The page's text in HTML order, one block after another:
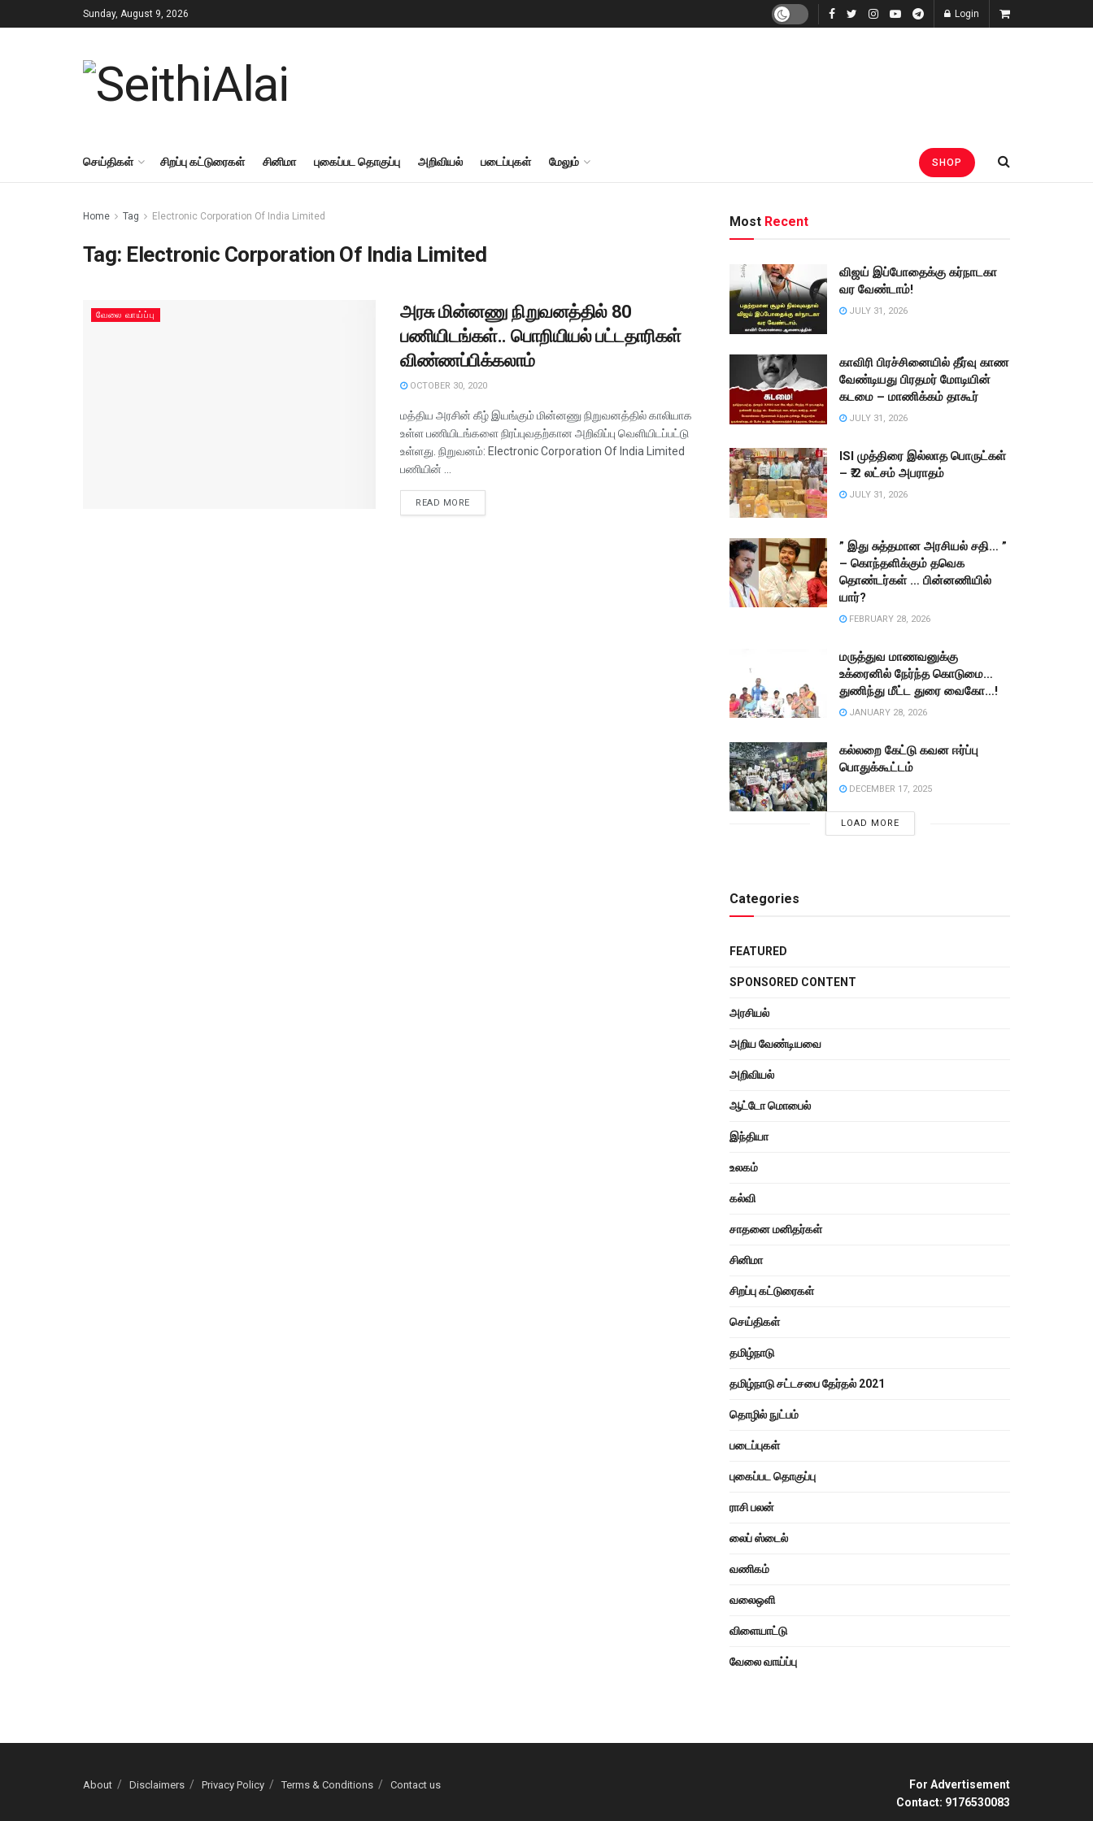
Sunday, August 9, 2026 Login
செய்திகள் சிறப்பு கட்டுரைகள் சினிமா புகைப்பட தொகுப்பு அறிவியல் படைப்புகள் மேலும் SHOP
Home Tag Electronic Corporation Of India Limited
Tag: Electronic Corporation Of India Limited
வேலை வாய்ப்பு
அரசு மின்னணு நிறுவனத்தில் 80
பணியிடங்கள்.. பொறியியல் பட்டதாரிகள்
விண்ணப்பிக்கலாம்
OCTOBER 30, 2020
மத்திய அரசின் கீழ் இயங்கும் மின்னணு நிறுவனத்தில் காலியாக
உள்ள பணியிடங்களை நிரப்புவதற்கான அறிவிப்பு வெளியிடப்பட்டு
உள்ளது. நிறுவனம்: Electronic Corporation Of India Limited
பணியின் ...
READ MORE
Most Recent
விஜய் இப்போதைக்கு கர்நாடகா
வர வேண்டாம்!
JULY 31, 2026
காவிரி பிரச்சினையில் தீர்வு காண
வேண்டியது பிரதமர் மோடியின்
கடமை – மாணிக்கம் தாகூர்
JULY 31, 2026
ISI முத்திரை இல்லாத பொருட்கள்
– ₹.2 லட்சம் அபராதம்
JULY 31, 2026
” இது சுத்தமான அரசியல் சதி… ”
– கொந்தளிக்கும் தவெக
தொண்டர்கள் … பின்னணியில்
யார்?
FEBRUARY 28, 2026
மருத்துவ மாணவனுக்கு
உக்ரைனில் நேர்ந்த கொடுமை…
துணிந்து மீட்ட துரை வைகோ…!
JANUARY 28, 2026
கல்லறை கேட்டு கவன ஈர்ப்பு
பொதுக்கூட்டம்
DECEMBER 17, 2025
LOAD MORE
Categories
FEATURED
SPONSORED CONTENT
அரசியல்
அறிய வேண்டியவை
அறிவியல்
ஆட்டோ மொபைல்
இந்தியா
உலகம்
கல்வி
சாதனை மனிதர்கள்
சினிமா
சிறப்பு கட்டுரைகள்
செய்திகள்
தமிழ்நாடு
தமிழ்நாடு சட்டசபை தேர்தல் 2021
தொழில் நுட்பம்
படைப்புகள்
புகைப்பட தொகுப்பு
ராசி பலன்
லைப் ஸ்டைல்
வணிகம்
வலைஒளி
விளையாட்டு
வேலை வாய்ப்பு
About Disclaimers Privacy Policy Terms & Conditions Contact us
For Advertisement
Contact: 9176530083